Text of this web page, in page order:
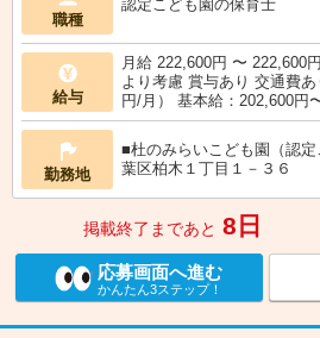
職種
認定こども園の保育士
給与
月給 222,600円 〜 222,600
より考慮 賞与あり 交通費
円/月） 基本給：202,600
勤務地
■杜のみらいこども園（認
葉区柏木１丁目１－３６
掲載終了まであと 8日
応募画面へ進む
かんたん3ステップ！